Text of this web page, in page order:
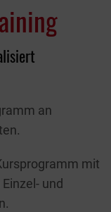
an
mit
und